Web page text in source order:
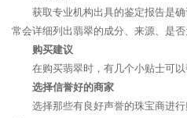
获取专业机构出具的鉴定报告是
常会详细列出翡翠的成分、来源、是否
购买建议
在购买翡翠时，有几个小贴士可
选择信誉好的商家
选择那些有良好声誉的珠宝商进